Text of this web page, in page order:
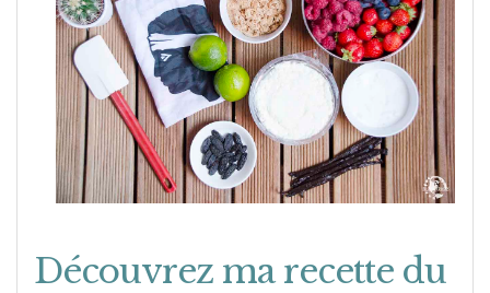
Découvrez ma recette du